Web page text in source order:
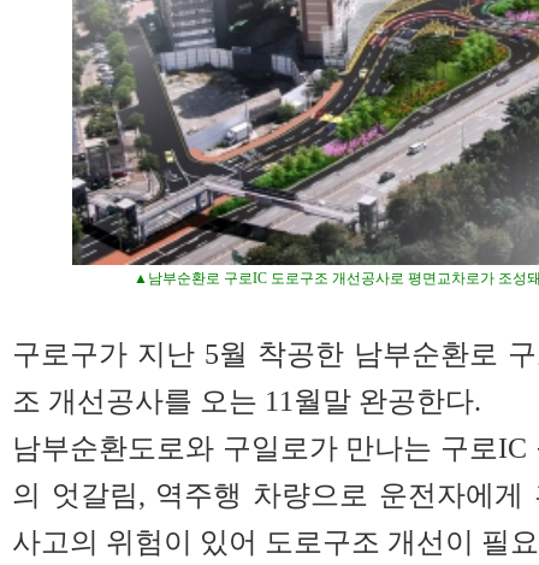
▲남부순환로 구로IC 도로구조 개선공사로 평면교차로가 조성
구로구가 지난 5월 착공한 남부순환로
조 개선공사를 오는 11월말 완공한다.
남부순환도로와 구일로가 만나는 구로
의 엇갈림, 역주행 차량으로 운전자에
사고의 위험이 있어 도로구조 개선이 필